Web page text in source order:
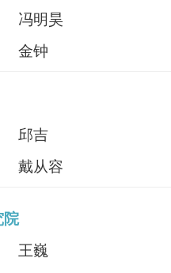
冯明昊
金钟
邱吉
戴从容
院
王巍